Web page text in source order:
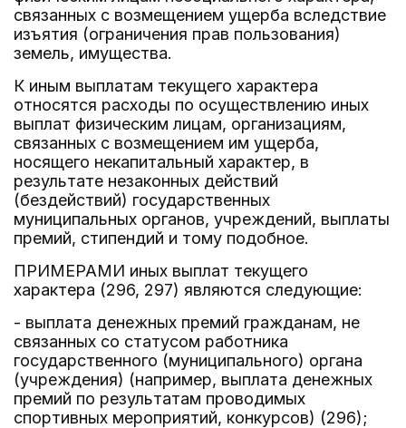
связанных с возмещением ущерба вследствие
изъятия (ограничения прав пользования)
земель, имущества.
К иным выплатам текущего характера
относятся расходы по осуществлению иных
выплат физическим лицам, организациям,
связанных с возмещением им ущерба,
носящего некапитальный характер, в
результате незаконных действий
(бездействий) государственных
муниципальных органов, учреждений, выплаты
премий, стипендий и тому подобное.
ПРИМЕРАМИ иных выплат текущего
характера (296, 297) являются следующие:
- выплата денежных премий гражданам, не
связанных со статусом работника
государственного (муниципального) органа
(учреждения) (например, выплата денежных
премий по результатам проводимых
спортивных мероприятий, конкурсов) (296);